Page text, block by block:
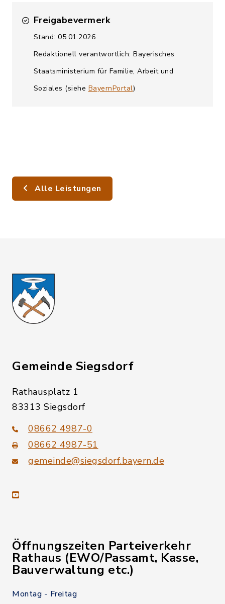
Freigabevermerk
Stand: 05.01.2026
Redaktionell verantwortlich: Bayerisches
Staatsministerium für Familie, Arbeit und
Soziales (siehe BayernPortal)
Alle Leistungen
Gemeinde Siegsdorf
Rathausplatz 1
83313 Siegsdorf
08662 4987-0
08662 4987-51
gemeinde@siegsdorf.bayern.de
youtube
Öffnungszeiten Parteiverkehr
Rathaus (EWO/Passamt, Kasse,
Bauverwaltung etc.)
Montag - Freitag